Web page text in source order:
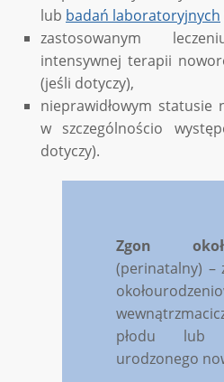
lub badań laboratoryjnych
zastosowanym
intensywnej terapii
(jeśli dotyczy),
nieprawidłowym statusie
w szczególnościo
dotyczy).
Zgon
(perinatalny) –
płodu lub
urodzonego